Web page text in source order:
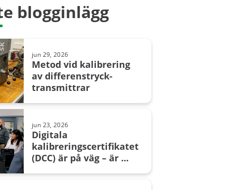
Förståelse
för säkerhets­
dec 21, 2023
Kalibrering av
temperatursensorer
nov 26, 2024
blogginlägg
jun 29, 2026
Metod vid kalibrering
av differenstryck­
transmittrar
jun 23, 2026
Digitala
kalibreringscertifikatet
(DCC) är på väg – är ...